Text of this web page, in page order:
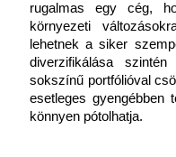
rugalmas egy cég,
környezeti
lehetnek a siker
diverzifikálása
sokszínű portfólióval
esetleges gyengébben
könnyen pótolhatja.